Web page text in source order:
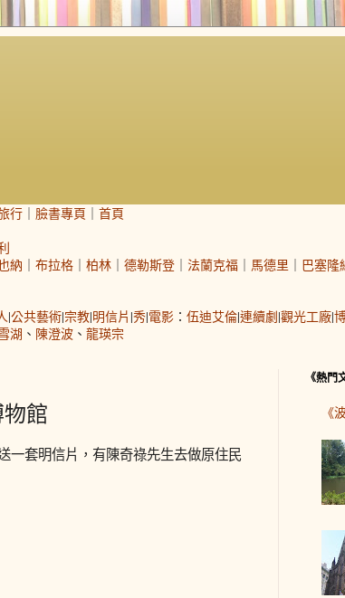
行 ｜ 臉書專頁 ｜ 首頁
納 ｜ 布拉格 ｜ 柏林 ｜ 德勒斯登 ｜ 法蘭克福 ｜ 馬德里 ｜ 巴塞隆
|公共藝術|宗教|明信片 |秀|電影 ： 伍迪艾倫|連續劇|觀光工廠|
湖 、 陳澄波 、 龍瑛宗
館
一套明信片，有陳奇祿先生去做原住民
《熱門
《